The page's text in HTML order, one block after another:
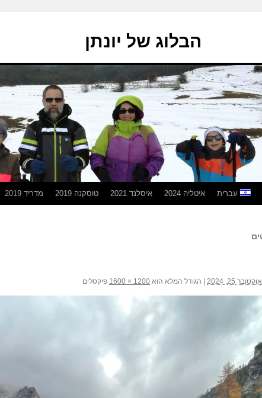
הבלוג של יונתן
מדריד 2019 טוסקנה 2019 איסלנד 2021 איטליה 2024 עברית
אוקטובר 25, 2024 הגודל המלא הוא 1200 × 1600 פיקסלים